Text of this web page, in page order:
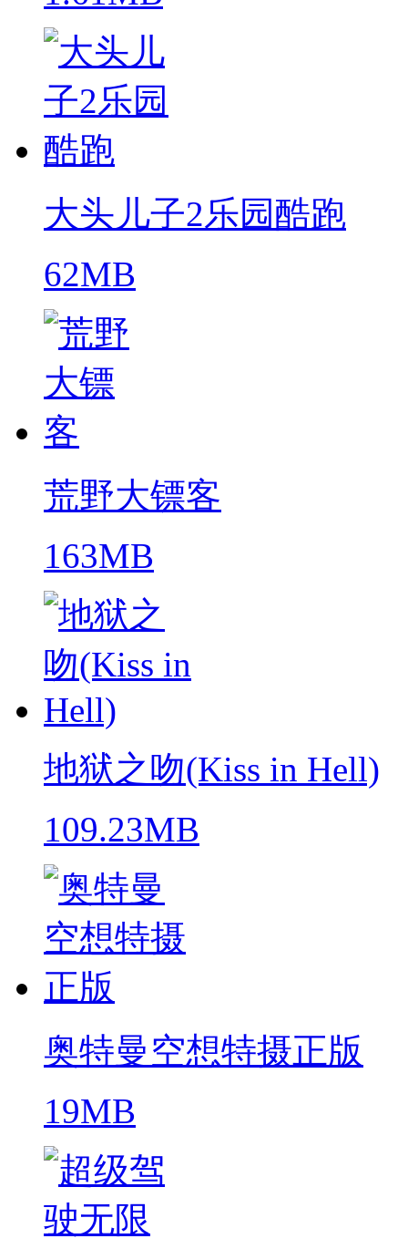
大头儿子2乐园酷跑
62MB
荒野大镖客
163MB
地狱之吻(Kiss in Hell)
109.23MB
奥特曼空想特摄正版
19MB